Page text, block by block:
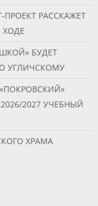
РАССКАЖЕТ
БУДЕТ
УГЛИЧСКОМУ
2027 УЧЕБНЫЙ
ХРАМА